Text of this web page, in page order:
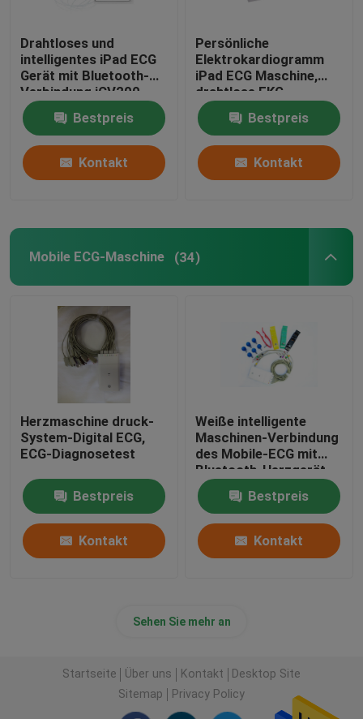
Drahtloses und
intelligentes iPad ECG
Gerät mit Bluetooth-
Verbindung iCV200
Bestpreis
Kontakt
Persönliche
Elektrokardiogramm
iPad ECG Maschine,
drahtlose EKG-
Überwachung
Bestpreis
Kontakt
Mobile ECG-Maschine (34)
Herzmaschine druck-
System-Digital ECG,
ECG-Diagnosetest
Bestpreis
Kontakt
Weiße intelligente
Maschinen-Verbindung
des Mobile-ECG mit
Bluetooth-Herzgerät
Bestpreis
Kontakt
Sehen Sie mehr an
Startseite Über uns Kontakt
Desktop Site
Sitemap
Privacy Policy